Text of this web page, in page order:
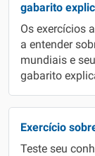
gabarito
Os exercícios
a entender
mundiais e
gabarito
Exercício
Teste seu